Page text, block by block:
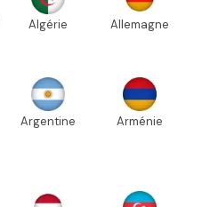
Algérie Allemagne
Argentine Arménie